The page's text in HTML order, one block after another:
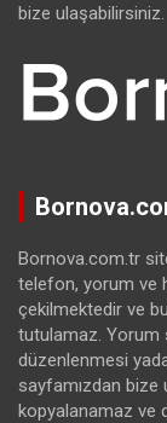
bize ulaşabilirsiniz.
Bornova.com.tr
telefon, yorum ve
çekilmektedir ve
tutulamaz. Yorum
düzenlenmesi
sayfamızdan bize
kopyalanamaz ve